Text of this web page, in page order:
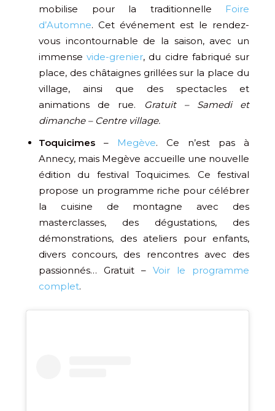
mobilise pour la traditionnelle
Foire
d’Automne. Cet événement est le rendez-
vous incontournable de la saison, avec un
immensevide-grenier, du cidre fabriqué sur
place, des châtaignes grillées sur la place du
village, ainsi que des spectacles et
animations de rue.
Gratuit – Samedi et
dimanche – Centre village.
Toquicimes – Megève. Ce n’est pas à
Annecy, mais Megève accueille une nouvelle
édition du festival Toquicimes. Ce festival
propose un programme riche pour célébrer
la cuisine de montagne avec des
masterclasses, des dégustations, des
démonstrations, des ateliers pour enfants,
divers concours, des rencontres avec des
passionnés… Gratuit – Voir le programme
complet.